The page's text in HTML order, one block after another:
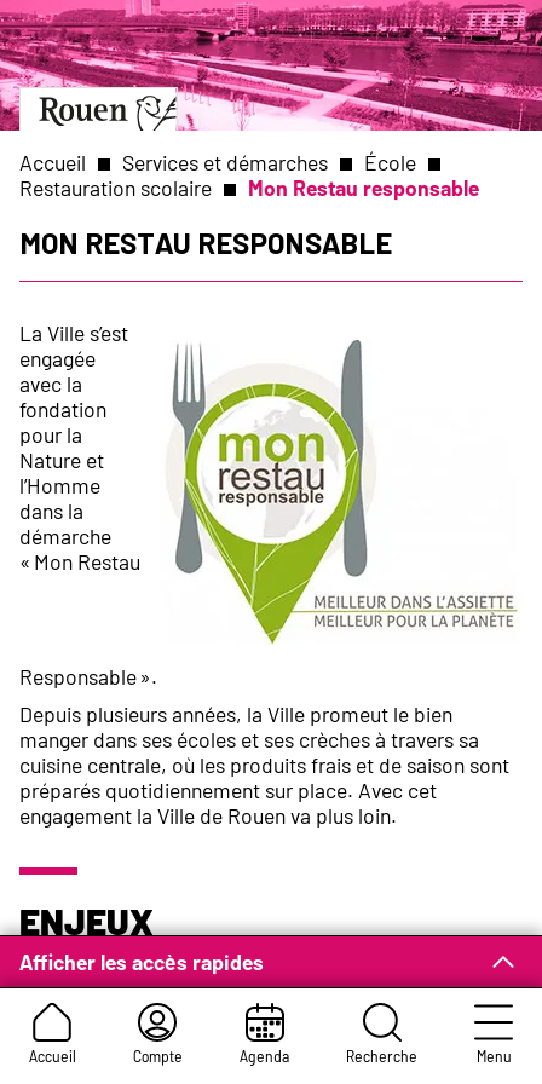
Aller
au
contenu
principal
Aller
à
page
d’accueil
Slide
1
of
1
Accueil Compte Agenda Recherche Menu
Fil
d'Ariane
Accueil Services et démarches
École
Restauration scolaire
Mon Restau responsable
Mon Restau responsable
Afficher les accès rapides
La Ville s’est
engagée
avec la
fondation
pour la
Nature et
l’Homme
dans la
démarche
« Mon Restau
Responsable ».
Depuis plusieurs années, la Ville promeut le bien
manger dans ses écoles et ses crèches à travers sa
cuisine centrale, où les produits frais et de saison sont
préparés quotidiennement sur place. Avec cet
engagement la Ville de Rouen va plus loin.
Enjeux
Garantir pour chaque enfant rouennais une prise de
repas de haute qualité nutritionnelle dans un
environnement adapté
Permettre à chaque enfant d’être un consommateur